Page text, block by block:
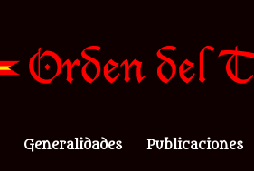
Generalidades Publicaciones